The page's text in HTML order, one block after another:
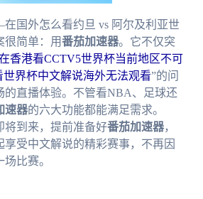
国外怎么看约旦 vs 阿尔及利亚世
很简单：用番茄加速器。它不仅突
香港看CCTV5世界杯当前地区不可
世界杯中文解说海外无法观看”的问
的直播体验。不管看NBA、足球还
速器的六大功能都能满足需求。
将到来，提前准备好番茄加速器，
享受中文解说的精彩赛事，不再因
比赛。